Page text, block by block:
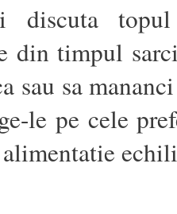
discuta
din timpul
sau sa
le pe cele